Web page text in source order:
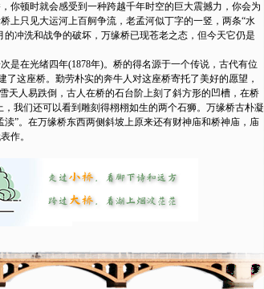
顿时就会感受到一种跨越千年时空的巨大震撼力，你会为
上只见大运河上百舸争流，老孟河似丁字的一竖，两条“水
冲洗和战争的破坏，万缘桥已现苍老之态，但今天它仍是
在光绪四年(1878年)。桥的得名源于一个传说，古代有位
这座桥。勤劳朴实的奔牛人对这座桥寄托了美好的愿望，
天人易跌倒，古人在桥的石台阶上刻了斜方形的凹槽，在桥
我们还可以看到雕刻得栩栩如生的两个石狮。万缘桥古朴凝
”。在万缘桥东西两侧斜坡上原来还有财神庙和桥神庙，庙
作。